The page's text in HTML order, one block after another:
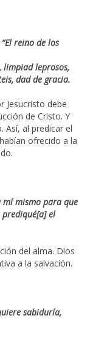
reino de los
limpiad leprosos,
dad de gracia.
Jesucristo debe
de Cristo. Y
Así, al predicar el
ofrecido a la
mí mismo para que
prediqué[a] el
del alma. Dios
a la salvación.
sabiduría,